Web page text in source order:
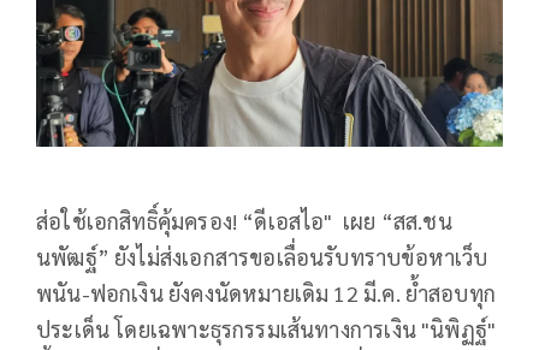
ส่อใช้เอกสิทธิ์คุ้มครอง! “ดีเอสไอ" เผย “สส.ชน
นพัฒฐ์” ยังไม่ส่งเอกสารขอเลื่อนรับทราบข้อหาเว็บ
พนัน-ฟอกเงิน ยังคงนัดหมายเดิม 12 มี.ค. ย้ำสอบทุก
ประเด็น โดยเฉพาะธุรกรรมเส้นทางการเงิน "นิพิฏฐ์"